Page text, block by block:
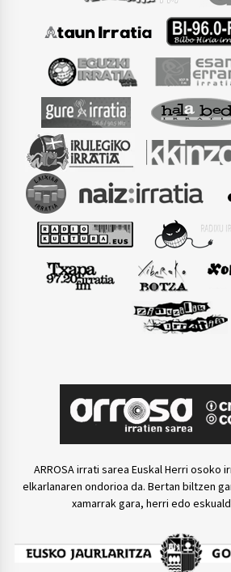
ARROSA irrati sarea Euskal Herri osoko
elkarlanaren ondorioa da. Bertan biltzen
xamarrak gara, herri edo